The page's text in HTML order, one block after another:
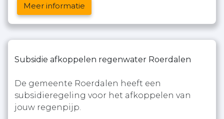
Meer informatie
Subsidie afkoppelen regenwater Roerdalen
De gemeente Roerdalen heeft een
subsidieregeling voor het afkoppelen van
jouw regenpijp.